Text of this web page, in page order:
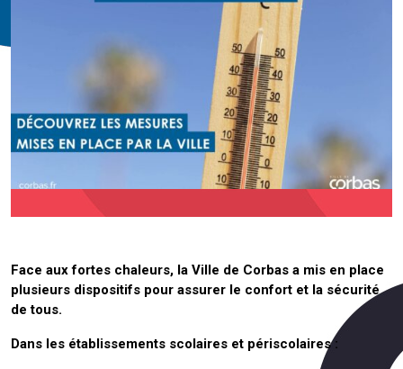
Face aux fortes chaleurs, la Ville de Corbas a mis en place
plusieurs dispositifs pour assurer le confort et la sécurité
de tous.
Dans les établissements scolaires et périscolaires :